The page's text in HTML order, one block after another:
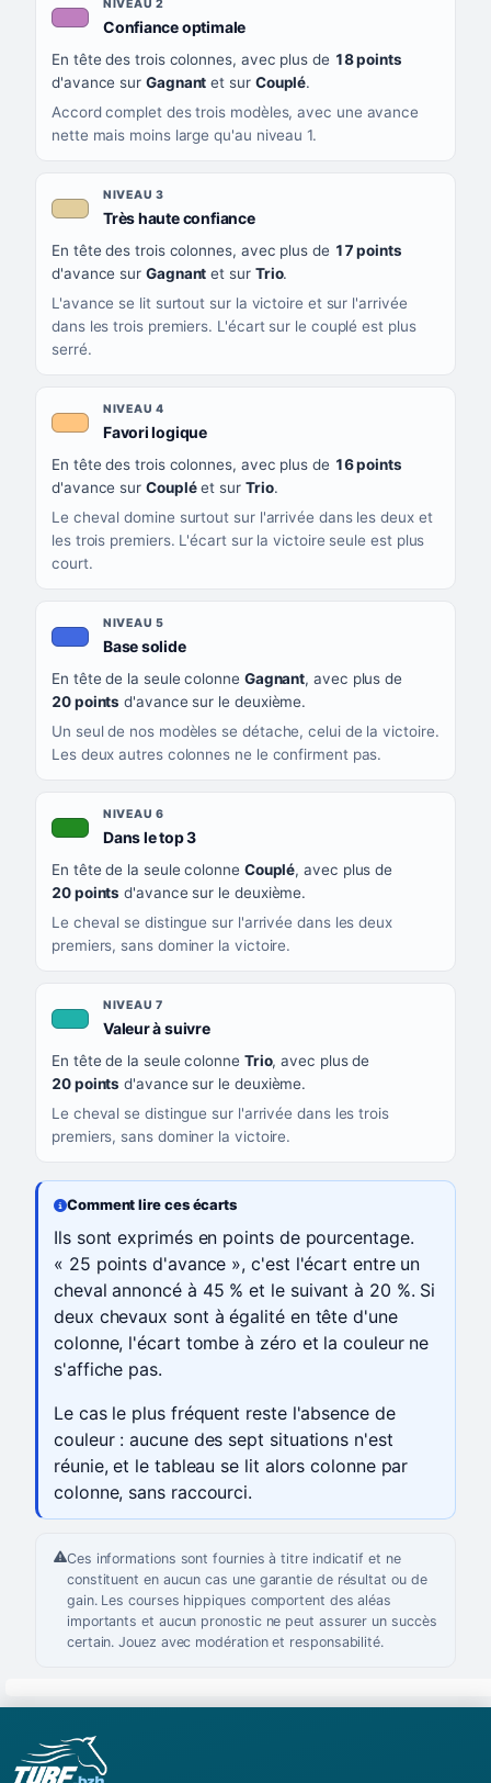
NIVEAU 2
Confiance optimale, couleur mauve
En tête des trois colonnes, avec plus de 18 points
d'avance sur Gagnant et sur Couplé.
Accord complet des trois modèles, avec une avance
nette mais moins large qu'au niveau 1.
NIVEAU 3
Très haute confiance, couleur beige
En tête des trois colonnes, avec plus de 17 points
d'avance sur Gagnant et sur Trio.
L'avance se lit surtout sur la victoire et sur l'arrivée
dans les trois premiers. L'écart sur le couplé est plus
serré.
NIVEAU 4
Favori logique, couleur orange clair
En tête des trois colonnes, avec plus de 16 points
d'avance sur Coupléet sur Trio.
Le cheval domine surtout sur l'arrivée dans les deux et
les trois premiers. L'écart sur la victoire seule est plus
court.
NIVEAU 5
Base solide, couleur bleu roi
En tête de la seule colonne Gagnant, avec plus de
20 points d'avance sur le deuxième.
Un seul de nos modèles se détache, celui de la victoire.
Les deux autres colonnes ne le confirment pas.
NIVEAU 6
Dans le top 3, couleur verte
En tête de la seule colonne Couplé, avec plus de
20 points d'avance sur le deuxième.
Le cheval se distingue sur l'arrivée dans les deux
premiers, sans dominer la victoire.
NIVEAU 7
Valeur à suivre, couleur turquoise
En tête de la seule colonne Trio, avec plus de
20 points d'avance sur le deuxième.
Le cheval se distingue sur l'arrivée dans les trois
premiers, sans dominer la victoire.
Comment lire ces écarts
Ils sont exprimés en points de pourcentage.
« 25 points d'avance », c'est l'écart entre un
cheval annoncé à 45 % et le suivant à 20 %. Si
deux chevaux sont à égalité en tête d'une
colonne, l'écart tombe à zéro et la couleur ne
s'affiche pas.
Le cas le plus fréquent reste l'absence de
couleur : aucune des sept situations n'est
réunie, et le tableau se lit alors colonne par
colonne, sans raccourci.
Ces informations sont fournies à titre indicatif et ne
constituent en aucun cas une garantie de résultat ou de
gain. Les courses hippiques comportent des aléas
importants et aucun pronostic ne peut assurer un succès
certain. Jouez avec modération et responsabilité.